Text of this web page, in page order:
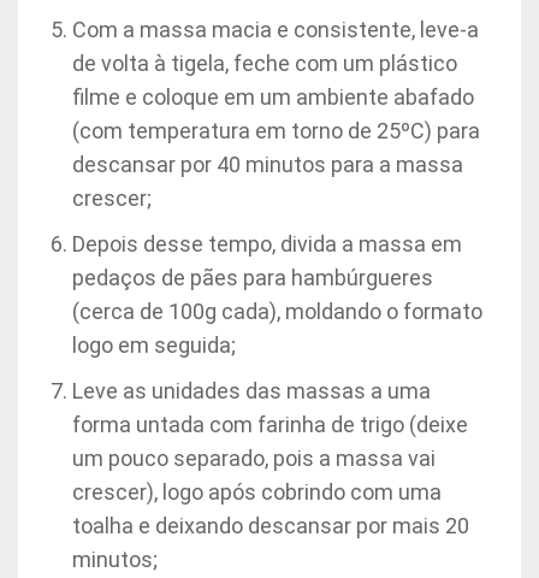
Com a massa macia e consistente, leve-a
de volta à tigela, feche com um plástico
filme e coloque em um ambiente abafado
(com temperatura em torno de 25ºC) para
descansar por 40 minutos para a massa
crescer;
Depois desse tempo, divida a massa em
pedaços de pães para hambúrgueres
(cerca de 100g cada), moldando o formato
logo em seguida;
Leve as unidades das massas a uma
forma untada com farinha de trigo (deixe
um pouco separado, pois a massa vai
crescer), logo após cobrindo com uma
toalha e deixando descansar por mais 20
minutos;